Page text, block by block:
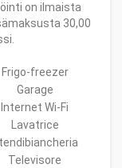
on ilmaista
30,00
Frigo-freezer
Garage
Internet Wi-Fi
Lavatrice
Televisore